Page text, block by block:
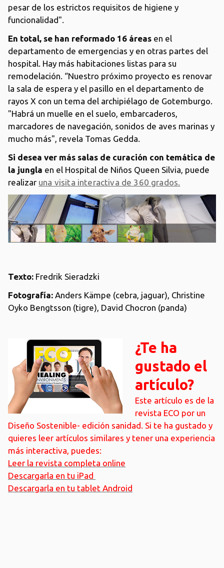
pesar de los estrictos requisitos de higiene y
funcionalidad".
En total, se han reformado 16 áreas en el
departamento de emergencias y en otras partes del
hospital. Hay más habitaciones listas para su
remodelación. “Nuestro próximo proyecto es renovar
la sala de espera y el pasillo en el departamento de
rayos X con un tema del archipiélago de Gotemburgo.
"Habrá un muelle en el suelo, embarcaderos,
marcadores de navegación, sonidos de aves marinas y
mucho más", revela Tomas Gedda.
Si desea ver más salas de curación con temática de
la jungla en el Hospital de Niños Queen Silvia, puede
realizar una visita interactiva de 360 grados.
Texto: Fredrik Sieradzki
Fotografía: Anders Kämpe (cebra, jaguar), Christine
Oyko Bengtsson (tigre), David Chocron (panda)
¿Te ha
gustado el
artículo?
Este artículo es de la
revista ECO por un
Diseño Sostenible- edición sanidad. Si te ha gustado y
quieres leer artículos similares y tener una experiencia
más interactiva, puedes:
Leer la revista completa online
Descargarla en tu iPad
Descargarla en tu tablet Android